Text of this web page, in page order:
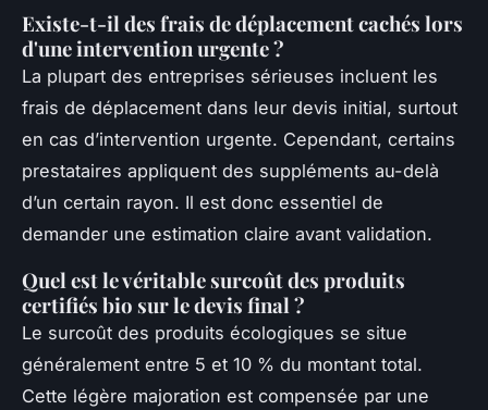
Existe-t-il des frais de déplacement cachés lors
d'une intervention urgente ?
La plupart des entreprises sérieuses incluent les
frais de déplacement dans leur devis initial, surtout
en cas d’intervention urgente. Cependant, certains
prestataires appliquent des suppléments au-delà
d’un certain rayon. Il est donc essentiel de
demander une estimation claire avant validation.
Quel est le véritable surcoût des produits
certifiés bio sur le devis final ?
Le surcoût des produits écologiques se situe
généralement entre 5 et 10 % du montant total.
Cette légère majoration est compensée par une